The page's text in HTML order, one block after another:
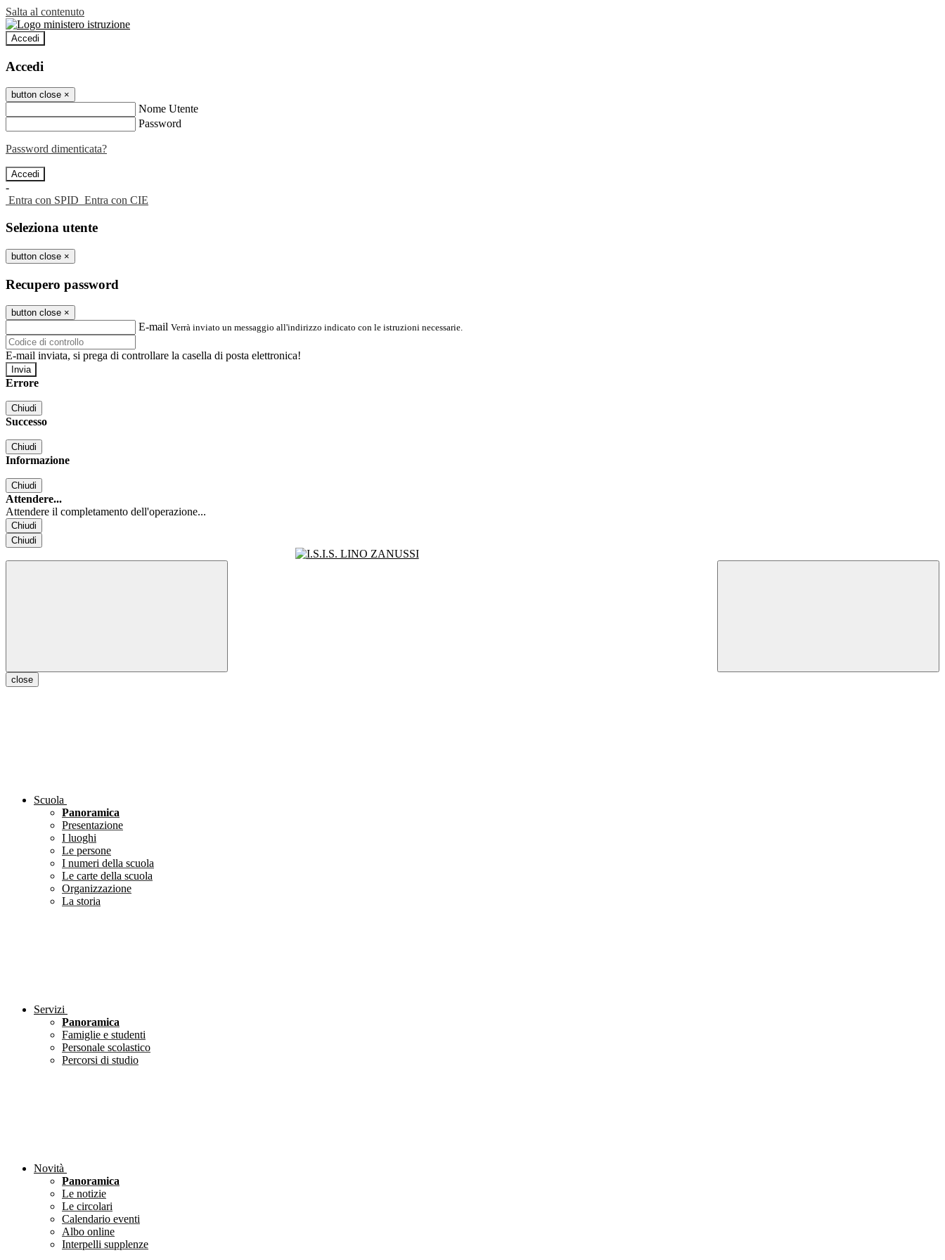
Salta al contenuto
Accedi
Accedi
button close ×
Nome Utente
Password
Password dimenticata?
-
Entra con SPID Entra con CIE
Seleziona utente
button close ×
Recupero password
button close ×
E-mail Verrà inviato un messaggio all'indirizzo indicato con le istruzioni necessarie.
E-mail inviata, si prega di controllare la casella di posta elettronica!
Errore
Chiudi
Successo
Chiudi
Informazione
Chiudi
Attendere...
Attendere il completamento dell'operazione...
Chiudi
Chiudi
close
Scuola
Panoramica
Presentazione
I luoghi
Le persone
I numeri della scuola
Le carte della scuola
Organizzazione
La storia
Servizi
Panoramica
Famiglie e studenti
Personale scolastico
Percorsi di studio
Novità
Panoramica
Le notizie
Le circolari
Calendario eventi
Albo online
Interpelli supplenze